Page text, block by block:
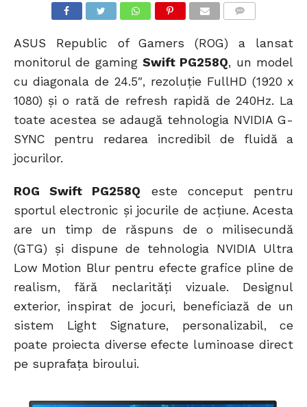
ASUS Republic of Gamers (ROG) a lansat
monitorul de gaming Swift PG258Q, un model
cu diagonala de 24.5″, rezoluție FullHD (1920 x
1080) și o rată de refresh rapidă de 240Hz. La
toate acestea se adaugă tehnologia NVIDIA G-
SYNC pentru redarea incredibil de fluidă a
jocurilor.
ROG Swift PG258Q este conceput pentru
sportul electronic și jocurile de acțiune. Acesta
are un timp de răspuns de o milisecundă
(GTG) și dispune de tehnologia NVIDIA Ultra
Low Motion Blur pentru efecte grafice pline de
realism, fără neclarități vizuale. Designul
exterior, inspirat de jocuri, beneficiază de un
sistem Light Signature, personalizabil, ce
poate proiecta diverse efecte luminoase direct
pe suprafața biroului.